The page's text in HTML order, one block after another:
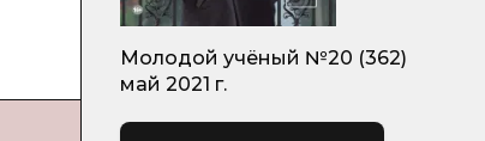
Молодой учёный №20 (362)
май 2021 г.